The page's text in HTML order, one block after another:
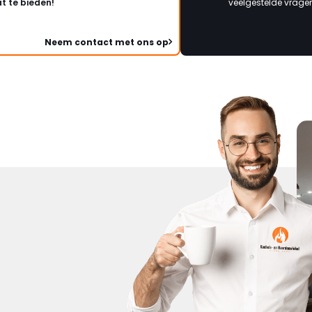
te bieden!
Neem contact met ons op
veelgestelde